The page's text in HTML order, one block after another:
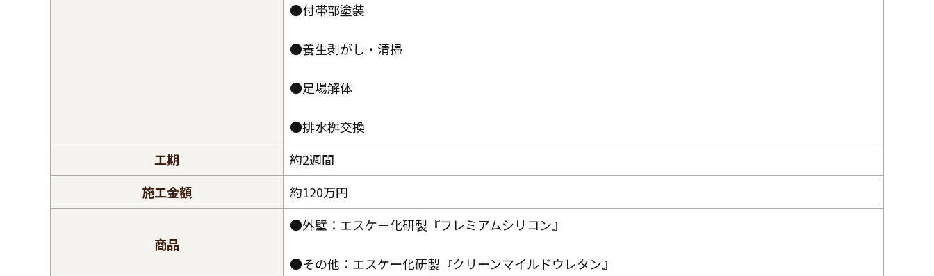
●付帯部塗装
●養生剥がし・清掃
●足場解体
●排水桝交換
工期
約2週間
施工金額
約120万円
商品
●外壁：エスケー化研製『プレミアムシリコン』
●その他：エスケー化研製『クリーンマイルドウレタン』